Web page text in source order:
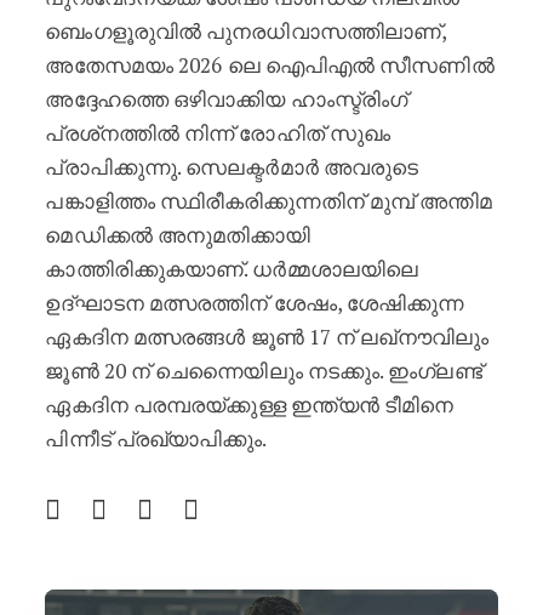
ബെംഗളൂരുവിൽ പുനരധിവാസത്തിലാണ്,
അതേസമയം 2026 ലെ ഐപിഎൽ സീസണിൽ
അദ്ദേഹത്തെ ഒഴിവാക്കിയ ഹാംസ്ട്രിംഗ്
പ്രശ്‌നത്തിൽ നിന്ന് രോഹിത് സുഖം
പ്രാപിക്കുന്നു. സെലക്ടർമാർ അവരുടെ
പങ്കാളിത്തം സ്ഥിരീകരിക്കുന്നതിന് മുമ്പ് അന്തിമ
മെഡിക്കൽ അനുമതിക്കായി
കാത്തിരിക്കുകയാണ്. ധർമ്മശാലയിലെ
ഉദ്ഘാടന മത്സരത്തിന് ശേഷം, ശേഷിക്കുന്ന
ഏകദിന മത്സരങ്ങൾ ജൂൺ 17 ന് ലഖ്‌നൗവിലും
ജൂൺ 20 ന് ചെന്നൈയിലും നടക്കും. ഇംഗ്ലണ്ട്
ഏകദിന പരമ്പരയ്ക്കുള്ള ഇന്ത്യൻ ടീമിനെ
പിന്നീട് പ്രഖ്യാപിക്കും.